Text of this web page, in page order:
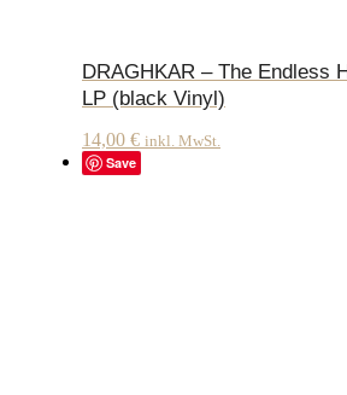
DRAGHKAR – The Endless
LP (black Vinyl)
14,00 € inkl. MwSt.
Save